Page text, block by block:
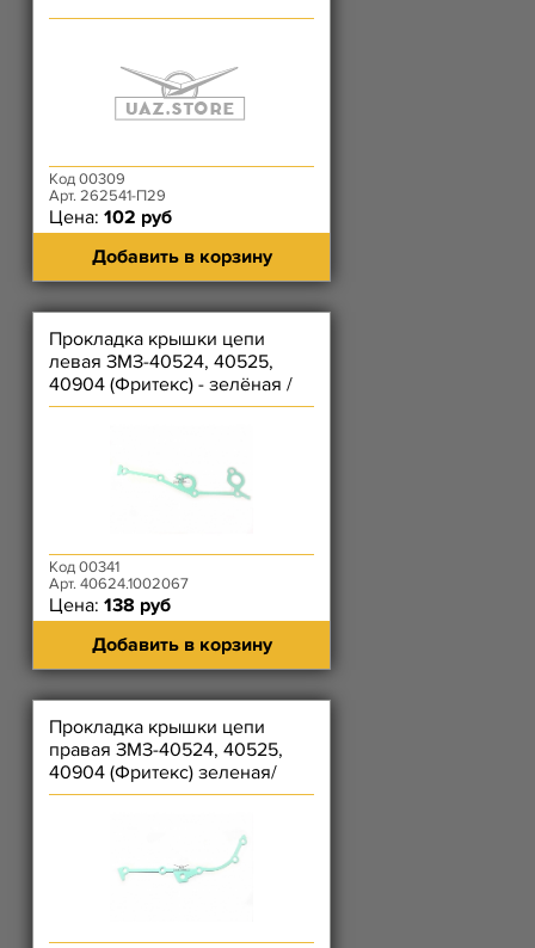
Код 00309
Арт. 262541-П29
Цена: 102 руб
Добавить в корзину
Прокладка крышки цепи
левая ЗМЗ-40524, 40525,
40904 (Фритекс) - зелёная /
Рязань (серая) (2 КОЛЬЦА)
Код 00341
Арт. 40624.1002067
Цена: 138 руб
Добавить в корзину
Прокладка крышки цепи
правая ЗМЗ-40524, 40525,
40904 (Фритекс) зеленая/
Рязань (Серая) - (БЕЗ КОЛЕЦ)